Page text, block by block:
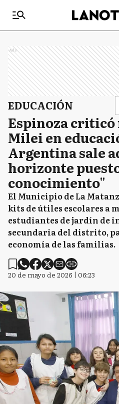
Ads
EDUCACIÓN
Espinoza criticó
Milei en
Argentina sale
horizonte
conocimiento"
El Municipio de La
kits de útiles escolares a
estudiantes de jardín de
secundaria del distrito,
economía de las familias.
20 de mayo de 2026 | 06:23